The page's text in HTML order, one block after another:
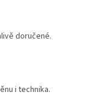
doručené.
i technika.